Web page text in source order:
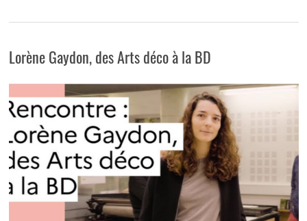
Lorène Gaydon, des Arts déco à la BD